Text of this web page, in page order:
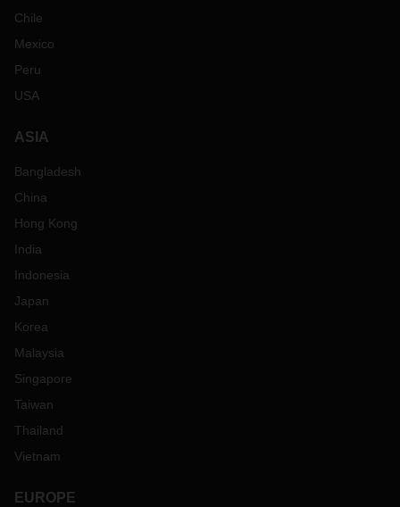
Chile
Mexico
Peru
USA
ASIA
Bangladesh
China
Hong Kong
India
Indonesia
Japan
Korea
Malaysia
Singapore
Taiwan
Thailand
Vietnam
EUROPE